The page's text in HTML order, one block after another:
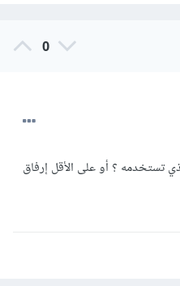
0
؟ أو على الأقل إرفاق